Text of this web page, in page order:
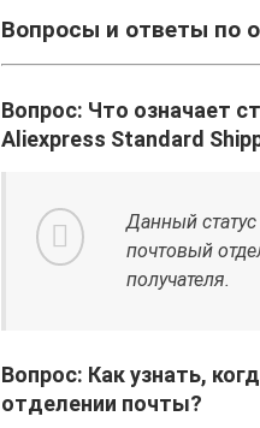
Вопросы и ответы по
Вопрос: Что означает
Aliexpress Standard
Данный
почтовый
получателя.
Вопрос: Как узнать,
отделении почты?